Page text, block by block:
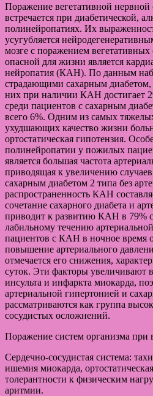
Поражение вегетативной нервной
встречается при диабетической,
полинейропатиях. Их
усугубляется
мозге с поражением вегетативных
опасной для жизни является
нейропатия (КАН). По данным
страдающими сахарным диабетом,
них при наличии КАН достигает
среди пациентов с сахарным
всего 6%. Одним из самых
ухудшающих качество жизни
ортостатическая гипотензия.
полинейропатии у пожилых
является большая частота
приводящая к увеличению
сахарным диабетом 2 типа без
распространенность КАН
сочетание сахарного диабета и
приводит к развитию КАН в 79%
лабильному течению
пациентов с КАН в ночное время
повышение артериального
отмечается его снижения,
суток. Эти факторы увеличивают
инсульта и инфаркта миокарда,
артериальной гипертонией и
рассматриваются как группа
сосудистых осложнений.
Поражение систем организма при
Сердечно-сосудистая система:
ишемия миокарда,
толерантности к физическим
аритмии.